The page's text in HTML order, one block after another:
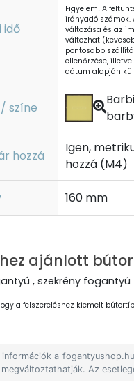
idő
Figyelem! A
irányadó számok.
változása és az
változhat
pontosabb
ellenőrzése,
dátum alapján
színe
hozzá
Igen,
hozzá (M4)
160 mm
ajánlott
, szekrény fogantyú
a felszereléshez kiemelt
a
megváltoztathatják. Az